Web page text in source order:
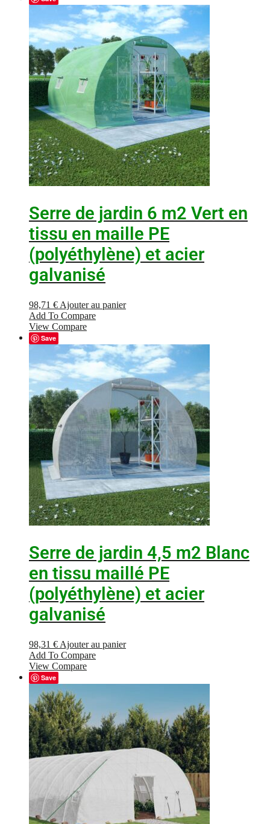
Serre de jardin 6 m2 Vert en
tissu en maille PE
(polyéthylène) et acier
galvanisé
98,71 € Ajouter au panier
Add To Compare
View Compare
Save
Serre de jardin 4,5 m2 Blanc
en tissu maillé PE
(polyéthylène) et acier
galvanisé
98,31 € Ajouter au panier
Add To Compare
View Compare
Save